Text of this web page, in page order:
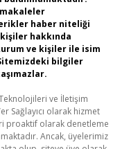
makaleler
haber niteliği
hakkında
ve kişiler ile isim
bilgiler
ve İletişim
Sağlayıcı olarak hizmet
proaktif olarak denetleme
Ancak, üyelerimiz